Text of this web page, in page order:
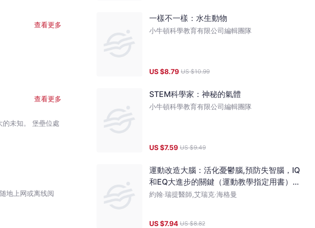
◌ 對手機呼吸一
）。 ▪氣味被
化跡象之一。
納已證實，牙醫
商業顧問多元跨
查看更多
查看更多
未知。 堡壘位處
地上网或离线阅
一樣不一樣：水生動物
小牛頓科學教育有限公司編輯團隊
US $8.79 US $10.99
STEM科學家：神秘的氣體
小牛頓科學教育有限公司編輯團隊
US $7.59 US $9.49
運動改造大腦：活化憂鬱腦,預防失智腦，IQ
和EQ大進步的關鍵（運動教學指定用書）
【活化大腦4.0版】
約翰‧瑞提醫師,艾瑞克‧海格曼
US $7.94 US $8.82